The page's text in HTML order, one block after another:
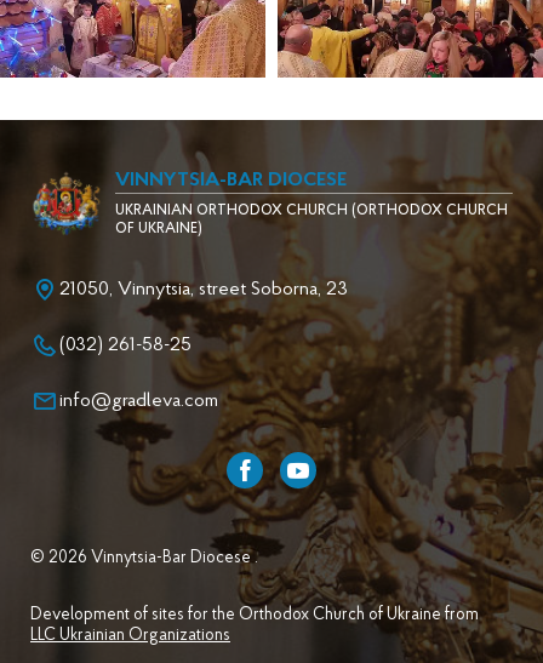
VINNYTSIA-BAR DIOCESE
UKRAINIAN ORTHODOX CHURCH (ORTHODOX CHURCH
OF UKRAINE)
21050, Vinnytsia, street Soborna, 23
(032) 261-58-25
info@gradleva.com
© 2026 Vinnytsia-Bar Diocese .
Development of sites for the Orthodox Church of Ukraine from
LLC Ukrainian Organizations